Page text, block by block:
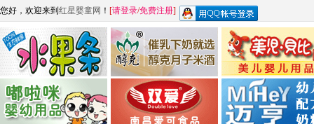
您好，欢迎来到 红星婴童网 ！ [请登录/免费注册]
江西麦嘟嘟食品有限公司 江西醇之客月子米酒 惠州市美儿婴儿用品